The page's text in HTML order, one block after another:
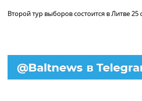
Второй тур выборов состоится в Литве 25